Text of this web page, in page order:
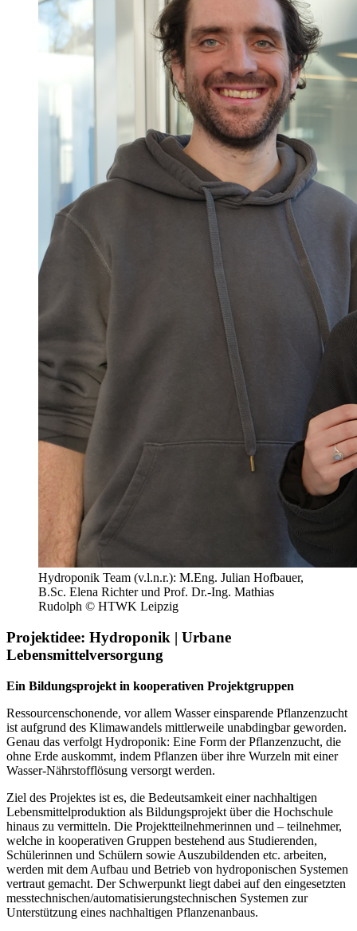
Hydroponik Team (v.l.n.r.): M.Eng. Julian Hofbauer,
B.Sc. Elena Richter und Prof. Dr.-Ing. Mathias
Rudolph © HTWK Leipzig
Projektidee: Hydroponik | Urbane
Lebensmittelversorgung
Ein Bildungsprojekt in kooperativen Projektgruppen
Ressourcenschonende, vor allem Wasser einsparende Pflanzenzucht
ist aufgrund des Klimawandels mittlerweile unabdingbar geworden.
Genau das verfolgt Hydroponik: Eine Form der Pflanzenzucht, die
ohne Erde auskommt, indem Pflanzen über ihre Wurzeln mit einer
Wasser-Nährstofflösung versorgt werden.
Ziel des Projektes ist es, die Bedeutsamkeit einer nachhaltigen
Lebensmittelproduktion als Bildungsprojekt über die Hochschule
hinaus zu vermitteln. Die Projektteilnehmerinnen und – teilnehmer,
welche in kooperativen Gruppen bestehend aus Studierenden,
Schülerinnen und Schülern sowie Auszubildenden etc. arbeiten,
werden mit dem Aufbau und Betrieb von hydroponischen Systemen
vertraut gemacht. Der Schwerpunkt liegt dabei auf den eingesetzten
messtechnischen/automatisierungstechnischen Systemen zur
Unterstützung eines nachhaltigen Pflanzenanbaus.